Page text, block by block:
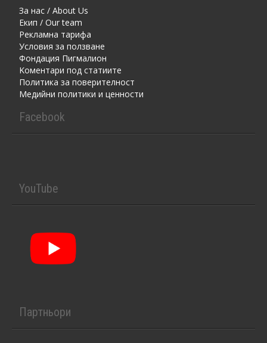
За нас / About Us
Екип / Our team
Рекламна тарифа
Условия за ползване
Фондация Пигмалион
Kоментaри под статиите
Политика за поверителност
Медийни политики и ценности
Facebook
YouTube
Партньори